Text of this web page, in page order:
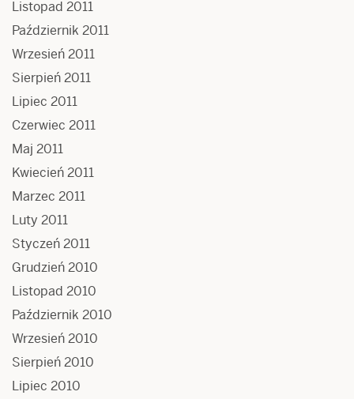
Listopad 2011
Październik 2011
Wrzesień 2011
Sierpień 2011
Lipiec 2011
Czerwiec 2011
Maj 2011
Kwiecień 2011
Marzec 2011
Luty 2011
Styczeń 2011
Grudzień 2010
Listopad 2010
Październik 2010
Wrzesień 2010
Sierpień 2010
Lipiec 2010